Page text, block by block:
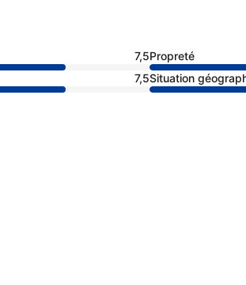
7,5Propreté
7,5Situation